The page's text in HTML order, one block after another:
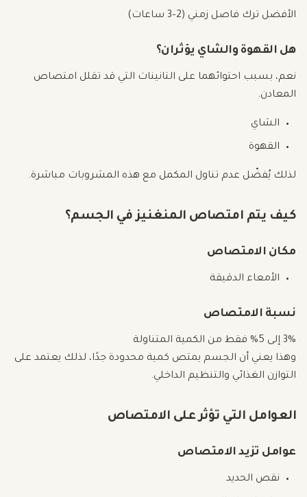
الأفضل ترك فاصل زمني (2–3 ساعات)
هل القهوة والشاي يؤثران؟
نعم، بسبب احتوائهما على التانينات التي قد تقلل امتصاص
المعادن.
الشاي
القهوة
لذلك يُفضّل عدم تناول المكمل مع هذه المشروبات مباشرة.
كيف يتم امتصاص المنغنيز في الجسم؟
مكان الامتصاص
الأمعاء الدقيقة
نسبة الامتصاص
3% إلى 5% فقط من الكمية المتناولة
وهذا يعني أن الجسم يمتص كمية محدودة جدًا، لذلك يعتمد على
التوازن الغذائي والتنظيم الداخلي.
العوامل التي تؤثر على الامتصاص
عوامل تزيد الامتصاص
نقص الحديد